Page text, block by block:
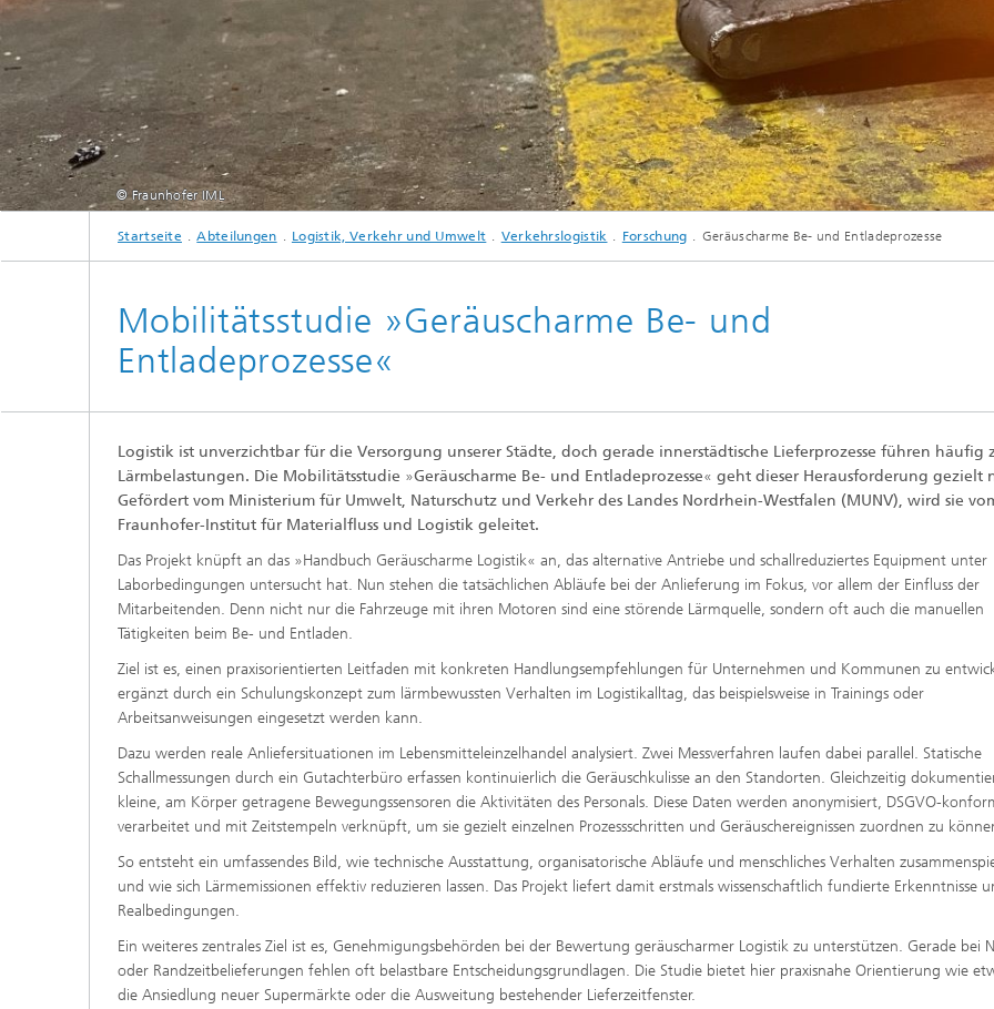
© Fraunhofer IML
Startseite Abteilungen Logistik, Verkehr und Umwelt Verkehrslogistik Forschung Geräuscharme Be- und Entladeprozesse
Mobilitätsstudie »Geräuscharme Be- und
Entladeprozesse«
Logistik ist unverzichtbar für die Versorgung unserer Städte, doch gerade innerstädtische Lieferprozesse führen häufig
Lärmbelastungen. Die Mobilitätsstudie »Geräuscharme Be- und Entladeprozesse« geht dieser Herausforderung gezielt
Gefördert vom Ministerium für Umwelt, Naturschutz und Verkehr des Landes Nordrhein-Westfalen (MUNV), wird sie
Fraunhofer-Institut für Materialfluss und Logistik geleitet.
Das Projekt knüpft an das »Handbuch Geräuscharme Logistik« an, das alternative Antriebe und schallreduziertes Equipment unter
Laborbedingungen untersucht hat. Nun stehen die tatsächlichen Abläufe bei der Anlieferung im Fokus, vor allem der Einfluss der
Mitarbeitenden. Denn nicht nur die Fahrzeuge mit ihren Motoren sind eine störende Lärmquelle, sondern oft auch die manuellen
Tätigkeiten beim Be- und Entladen.
Ziel ist es, einen praxisorientierten Leitfaden mit konkreten Handlungsempfehlungen für Unternehmen und Kommunen zu
ergänzt durch ein Schulungskonzept zum lärmbewussten Verhalten im Logistikalltag, das beispielsweise in Trainings oder
Arbeitsanweisungen eingesetzt werden kann.
Dazu werden reale Anliefersituationen im Lebensmitteleinzelhandel analysiert. Zwei Messverfahren laufen dabei parallel. Statische
Schallmessungen durch ein Gutachterbüro erfassen kontinuierlich die Geräuschkulisse an den Standorten. Gleichzeitig
kleine, am Körper getragene Bewegungssensoren die Aktivitäten des Personals. Diese Daten werden anonymisiert, DSGVO-
verarbeitet und mit Zeitstempeln verknüpft, um sie gezielt einzelnen Prozessschritten und Geräuschereignissen zuordnen zu
So entsteht ein umfassendes Bild, wie technische Ausstattung, organisatorische Abläufe und menschliches Verhalten
und wie sich Lärmemissionen effektiv reduzieren lassen. Das Projekt liefert damit erstmals wissenschaftlich fundierte Erkenntnisse
Realbedingungen.
Ein weiteres zentrales Ziel ist es, Genehmigungsbehörden bei der Bewertung geräuscharmer Logistik zu unterstützen. Gerade bei
oder Randzeitbelieferungen fehlen oft belastbare Entscheidungsgrundlagen. Die Studie bietet hier praxisnahe Orientierung wie
die Ansiedlung neuer Supermärkte oder die Ausweitung bestehender Lieferzeitfenster.